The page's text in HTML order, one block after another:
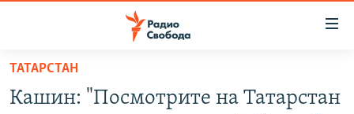
упрощенного
доступа
ПРОГРАММЫ
ТАТАРСТАН
Кашин: "Посмотрите на Татарстан